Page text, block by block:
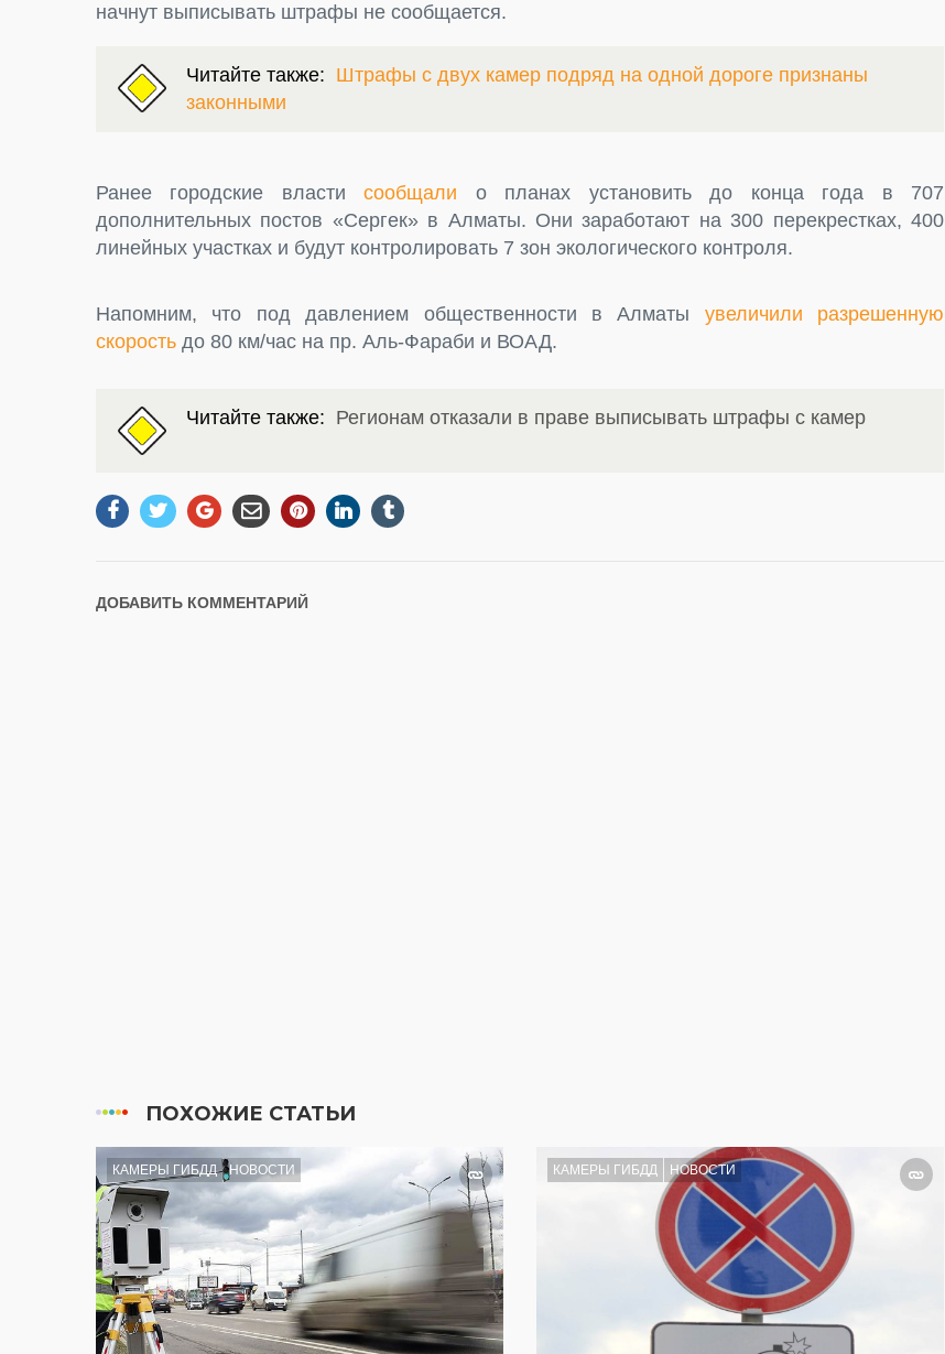
начнут выписывать штрафы не сообщается.
Читайте также: Штрафы с двух камер подряд на одной дороге признаны
законными
Ранее городские властисообщали о планах установить до конца года в 707
дополнительных постов «Сергек» в Алматы. Они заработают на 300 перекрестках, 400
линейных участках и будут контролировать 7 зон экологического контроля.
Напомним, что под давлением общественности в Алматы увеличили разрешенную
скорость до 80 км/час на пр. Аль-Фараби и ВОАД.
Читайте также: Регионам отказали в праве выписывать штрафы с камер
ДОБАВИТЬ КОММЕНТАРИЙ
ПОХОЖИЕ СТАТЬИ
КАМЕРЫ ГИБДД НОВОСТИ КАМЕРЫ ГИБДД НОВОСТИ